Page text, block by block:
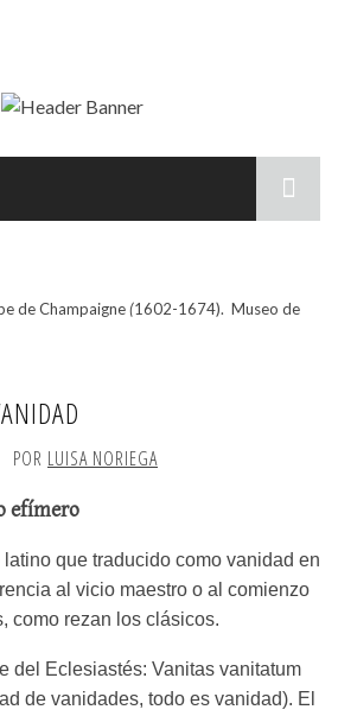
de Champaigne(1602-1674). Museo de
POR LUISA NORIEGA
efímero
que traducido como vanidad en
al vicio maestro o al comienzo
como rezan los clásicos.
del Eclesiastés: Vanitas vanitatum
de vanidades, todo es vanidad). El